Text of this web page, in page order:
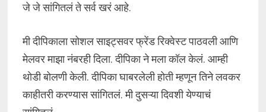
जे जे सांगितलं ते सर्व खरं आहे.
मी दीपिकाला सोशल साइट्सवर फ्रेंड रिक्वेस्ट पाठवली आणि
मेलवर माझा नंबरही दिला. दीपिका ने मला कॉल केलं. आम्ही
थोडी बोलणी केली. दीपिका घाबरलेली होती म्हणून तिने लवकर
काहीतरी करण्यास सांगितलं. मी दुसऱ्या दिवशी येण्याचं